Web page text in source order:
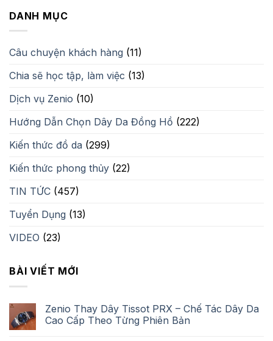
DANH MỤC
Câu chuyện khách hàng (11)
Chia sẽ học tập, làm việc (13)
Dịch vụ Zenio (10)
Hướng Dẫn Chọn Dây Da Đồng Hồ (222)
Kiến thức đồ da (299)
Kiến thức phong thủy (22)
TIN TỨC (457)
Tuyển Dụng (13)
VIDEO (23)
BÀI VIẾT MỚI
Zenio Thay Dây Tissot PRX – Chế Tác Dây Da
Cao Cấp Theo Từng Phiên Bản